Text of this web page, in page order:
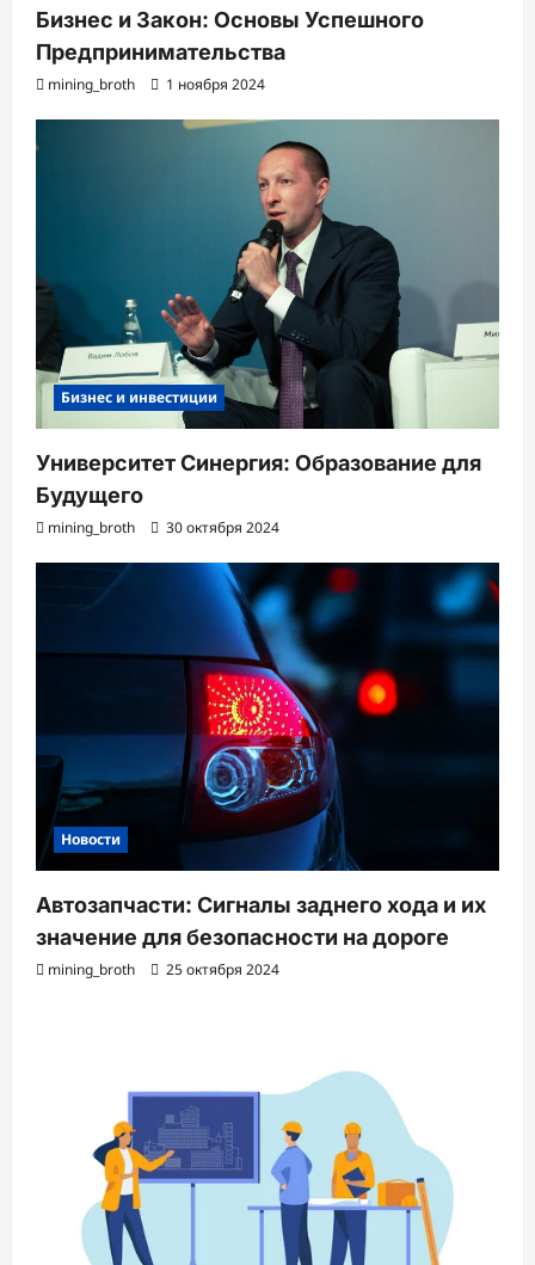
Бизнес и Закон: Основы Успешного
Предпринимательства
mining_broth 1 ноября 2024
Бизнес и инвестиции
Университет Синергия: Образование для
Будущего
mining_broth 30 октября 2024
Новости
Автозапчасти: Сигналы заднего хода и их
значение для безопасности на дороге
mining_broth 25 октября 2024